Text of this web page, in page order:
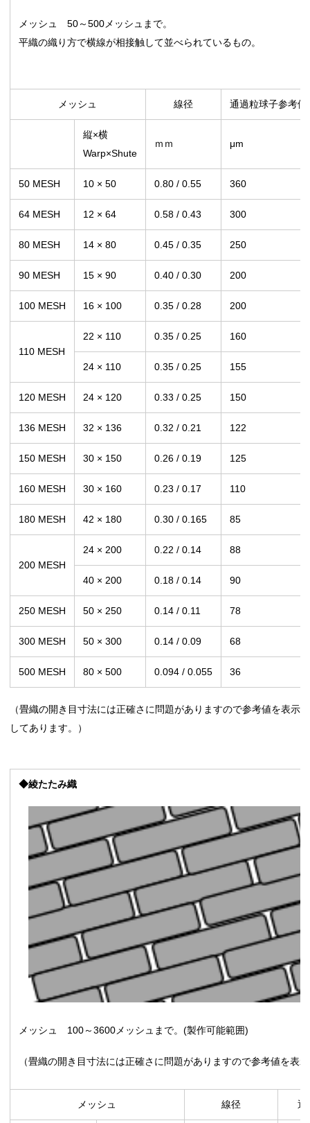
メッシュ 50～500メッシュまで。
平織の織り方で横線が相接触して並べられているもの。
メッシュ 線径 通過粒球子参考値
縦×横
Warp×Shute
ｍｍ μm
50 MESH 10 × 50 0.80 / 0.55 360
64 MESH 12 × 64 0.58 / 0.43 300
80 MESH 14 × 80 0.45 / 0.35 250
90 MESH 15 × 90 0.40 / 0.30 200
100 MESH 16 × 100 0.35 / 0.28 200
110 MESH
22 × 110 0.35 / 0.25 160
24 × 110 0.35 / 0.25 155
120 MESH 24 × 120 0.33 / 0.25 150
136 MESH 32 × 136 0.32 / 0.21 122
150 MESH 30 × 150 0.26 / 0.19 125
160 MESH 30 × 160 0.23 / 0.17 110
180 MESH 42 × 180 0.30 / 0.165 85
200 MESH
24 × 200 0.22 / 0.14 88
40 × 200 0.18 / 0.14 90
250 MESH 50 × 250 0.14 / 0.11 78
300 MESH 50 × 300 0.14 / 0.09 68
500 MESH 80 × 500 0.094 / 0.055 36
（畳織の開き目寸法には正確さに問題がありますので参考値を表示
してあります。）
◆綾たたみ織
メッシュ 100～3600メッシュまで。(製作可能範囲)
（畳織の開き目寸法には正確さに問題がありますので参考値を表
メッシュ 線径 通